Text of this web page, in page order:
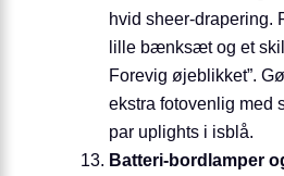
hvid sheer-drapering.
lille bænksæt og et
Forevig øjeblikket”.
ekstra fotovenlig med
par uplights i isblå.
Batteri-bordlamper